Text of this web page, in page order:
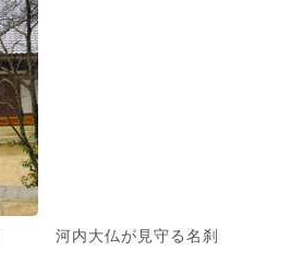
河内大仏が見守る名刹